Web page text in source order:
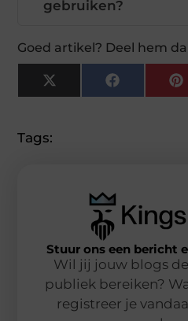
gebruiken?
Goed artikel? Deel hem
X
(Twitter)
Facebook
Tags:
Stuur ons een bericht
Wil jij jouw blogs
publiek bereiken?
registreer je